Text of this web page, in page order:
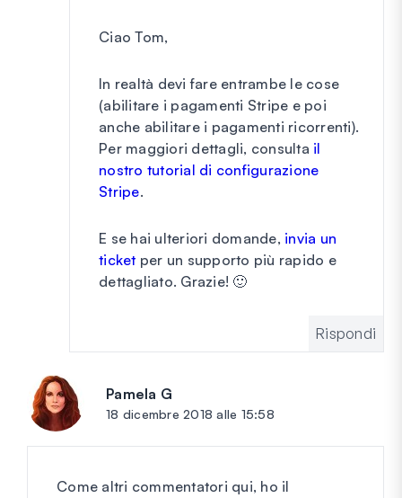
Ciao Tom,
In realtà devi fare entrambe le cose
(abilitare i pagamenti Stripe e poi
anche abilitare i pagamenti ricorrenti).
Per maggiori dettagli, consulta il
nostro tutorial di configurazione
Stripe.
E se hai ulteriori domande, invia un
ticket per un supporto più rapido e
dettagliato. Grazie! 🙂
Rispondi
Pamela G
18 dicembre 2018 alle 15:58
Come altri commentatori qui, ho il